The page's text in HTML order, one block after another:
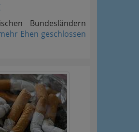
Bundesländern
Ehen geschlossen